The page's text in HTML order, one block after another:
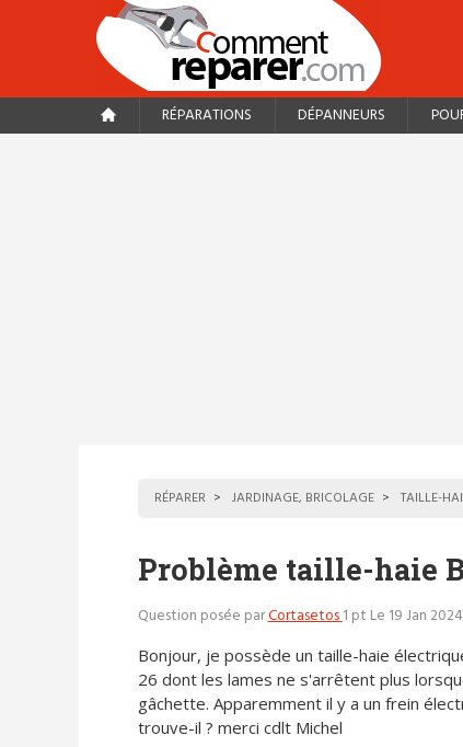
RÉPARATIONS DÉPANNEURS
RÉPARER JARDINAGE, BRICOLAGE TAILLE-
Problème taille-haie
Question posée parCortasetos1 pt Le 19 Jan
Bonjour, je possède un taille-haie
26 dont les lames ne s'arrêtent plus
gâchette. Apparemment il y a un frein
trouve-il ? merci cdlt Michel